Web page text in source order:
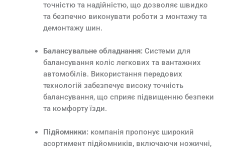
точністю та надійністю, що дозволяє швидко
та безпечно виконувати роботи з монтажу та
демонтажу шин.
Балансувальне обладнання: Системи для
балансування коліс легкових та вантажних
автомобілів. Використання передових
технологій забезпечує високу точність
балансування, що сприяє підвищенню безпеки
та комфорту їзди.
Підйомники: компанія пропонує широкий
асортимент підйомників, включаючи ножичні,